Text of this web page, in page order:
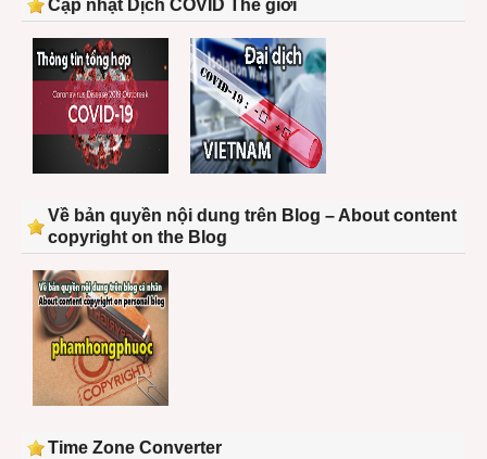
Cập nhật Dịch COVID Thế giới
Về bản quyền nội dung trên Blog – About content
copyright on the Blog
Time Zone Converter